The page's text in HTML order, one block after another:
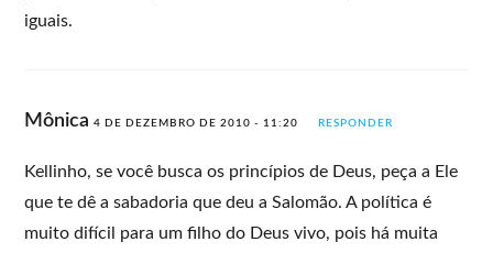
iguais.
Mônica4 DE DEZEMBRO DE 2010 - 11:20 RESPONDER
Kellinho, se você busca os princípios de Deus, peça a Ele
que te dê a sabadoria que deu a Salomão. A política é
muito difícil para um filho do Deus vivo, pois há muita